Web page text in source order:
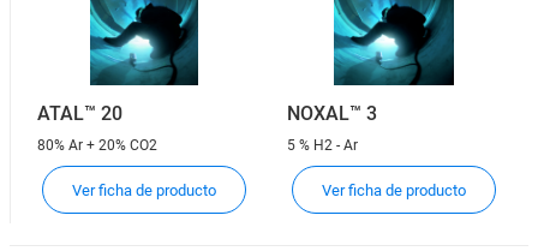
ATAL™ 20
80% Ar + 20% CO2
Ver ficha de producto
NOXAL™ 3
5 % H2 - Ar
Ver ficha de producto